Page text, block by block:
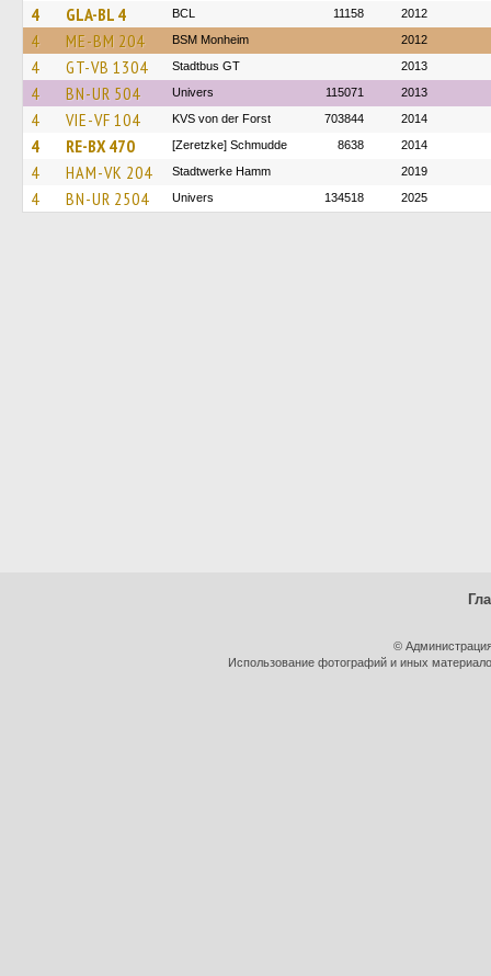
4 GLA-BL 4 BCL 11158 2012
4 ME-BM 204 BSM Monheim 2012
4 GT-VB 1304 Stadtbus GT 2013
4 BN-UR 504 Univers 115071 2013
4 VIE-VF 104 KVS von der Forst 703844 2014
4 RE-BX 470 [Zeretzke] Schmudde 8638 2014
4 HAM-VK 204 Stadtwerke Hamm 2019
4 BN-UR 2504 Univers 134518 2025
©
Использование фотографий и иных